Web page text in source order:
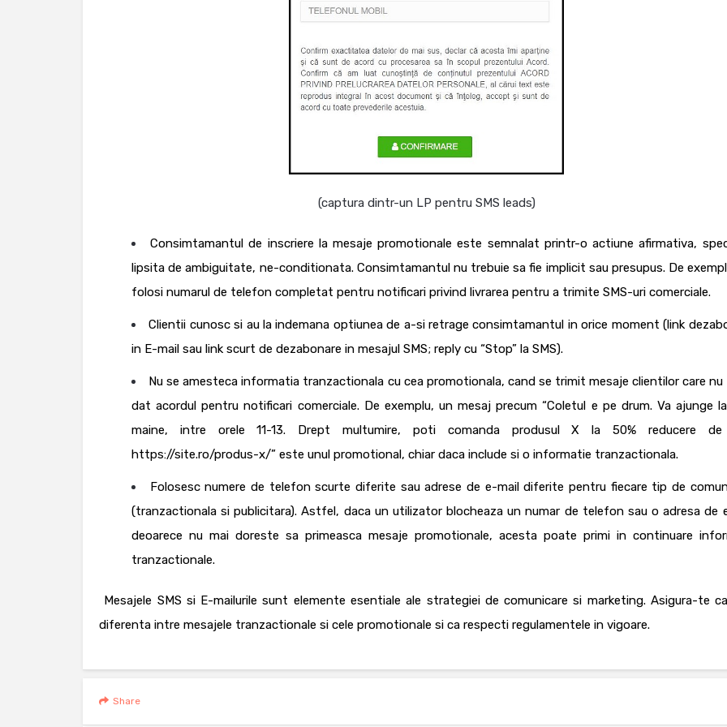
(captura dintr-un LP pentru SMS leads)
Consimtamantul de inscriere la mesaje promotionale este semnalat printr-o actiune afirmativa,
lipsita de ambiguitate, ne-conditionata. Consimtamantul nu trebuie sa fie implicit sau presupus. De
folosi numarul de telefon completat pentru notificari privind livrarea pentru a trimite SMS-uri comerciale.
Clientii cunosc si au la indemana optiunea de a-si retrage consimtamantul in orice moment (link
in E-mail sau link scurt de dezabonare in mesajul SMS; reply cu “Stop” la SMS).
Nu se amesteca informatia tranzactionala cu cea promotionala, cand se trimit mesaje clientilor care nu
dat acordul pentru notificari comerciale. De exemplu, un mesaj precum “Coletul e pe drum. Va ajunge
maine, intre orele 11-13. Drept multumire, poti comanda produsul X la 50% reducere de
https://site.ro/produs-x/” este unul promotional, chiar daca include si o informatie tranzactionala.
Folosesc numere de telefon scurte diferite sau adrese de e-mail diferite pentru fiecare tip de
(tranzactionala si publicitara). Astfel, daca un utilizator blocheaza un numar de telefon sau o adresa de
deoarece nu mai doreste sa primeasca mesaje promotionale, acesta poate primi in continuare
tranzactionale.
Mesajele SMS si E-mailurile sunt elemente esentiale ale strategiei de comunicare si marketing. Asigura-te
diferenta intre mesajele tranzactionale si cele promotionale si ca respecti regulamentele in vigoare.
Share